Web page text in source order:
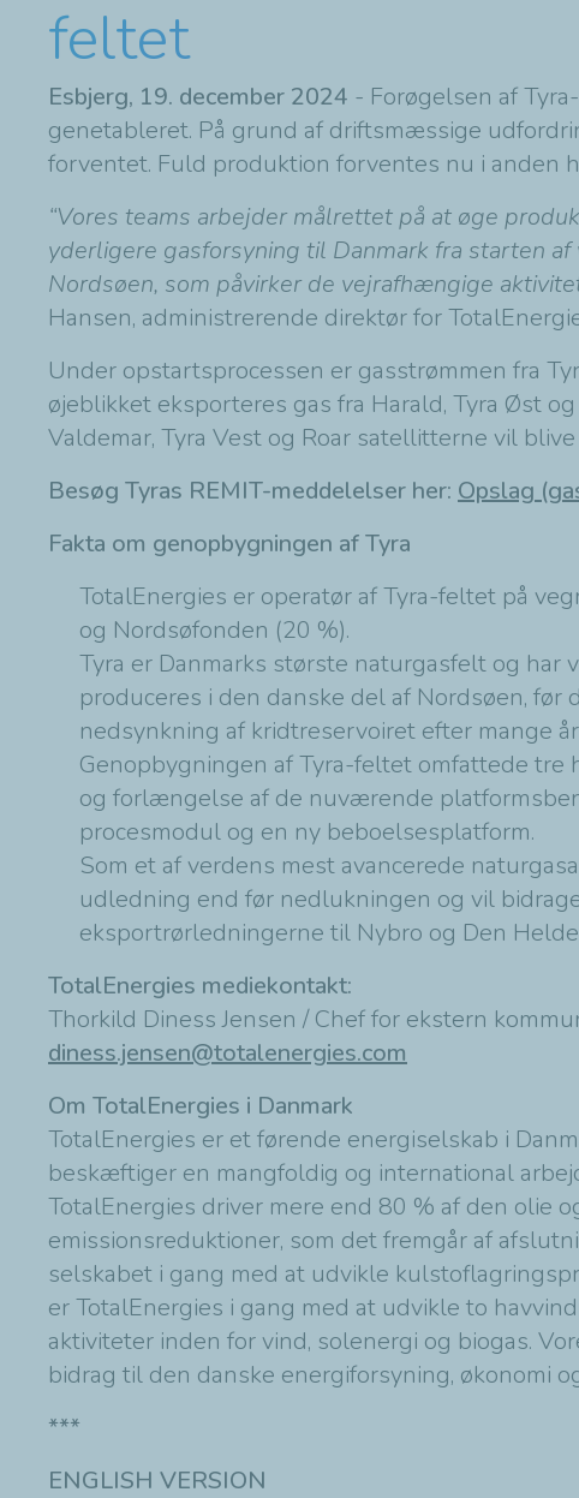
feltet
Esbjerg, 19. december 2024 - Forøgelsen af
genetableret. På grund af driftsmæssige
forventet. Fuld produktion forventes nu i anden
“Vores teams arbejder målrettet på at øge
yderligere gasforsyning til Danmark fra starten
Nordsøen, som påvirker de vejrafhængige
Hansen, administrerende direktør for
Under opstartsprocessen er gasstrømmen fra
øjeblikket eksporteres gas fra Harald, Tyra Øst
Valdemar, Tyra Vest og Roar satellitterne vil
Besøg Tyras REMIT-meddelelser her: Opslag
Fakta om genopbygningen af Tyra
TotalEnergies er operatør af Tyra-feltet på
og Nordsøfonden (20 %).
Tyra er Danmarks største naturgasfelt og
produceres i den danske del af Nordsøen,
nedsynkning af kridtreservoiret efter mange
Genopbygningen af Tyra-feltet omfattede
og forlængelse af de nuværende
procesmodul og en ny beboelsesplatform.
Som et af verdens mest avancerede
udledning end før nedlukningen og vil
eksportrørledningerne til Nybro og Den
TotalEnergies mediekontakt:
Thorkild Diness Jensen / Chef for ekstern
diness.jensen@totalenergies.com
Om TotalEnergies i Danmark
TotalEnergies er et førende energiselskab i
beskæftiger en mangfoldig og international
TotalEnergies driver mere end 80 % af den olie
emissionsreduktioner, som det fremgår af
selskabet i gang med at udvikle
er TotalEnergies i gang med at udvikle to
aktiviteter inden for vind, solenergi og biogas.
bidrag til den danske energiforsyning, økonomi
***
ENGLISH VERSION